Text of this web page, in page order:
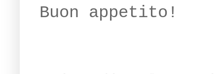
Buon appetito!